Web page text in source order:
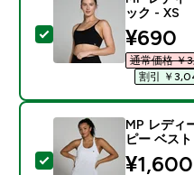
この商品を選択 -
ック - XS
¥690‎
通常価格 ￥
割引 ￥
この商品を選択 -
MP レディ
ピー ベス
¥1,600‎